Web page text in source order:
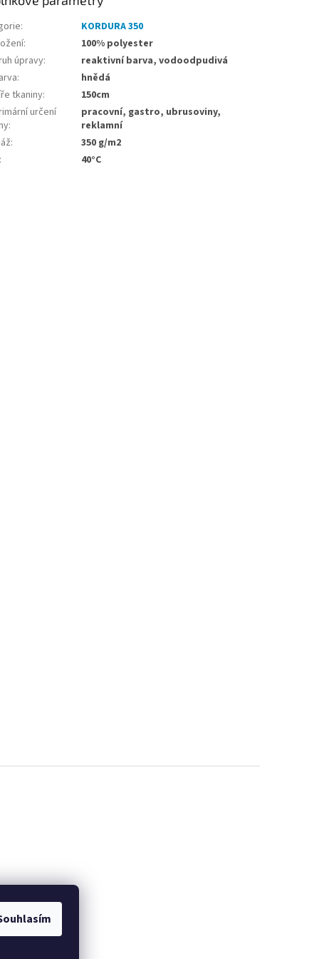
:
KORDURA 350
:
100% polyester
úpravy:
reaktivní barva, vodoodpudivá
:
hnědá
tkaniny:
150cm
určení
:
pracovní, gastro, ubrusoviny,
reklamní
:
350 g/m2
: 40°C